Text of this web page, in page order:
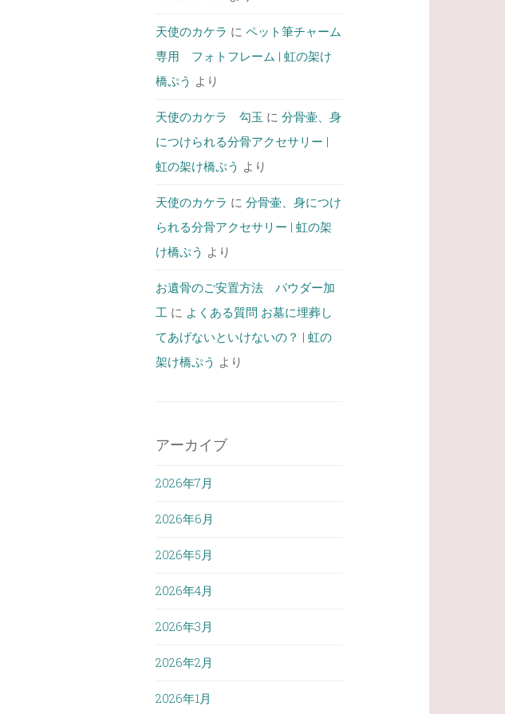
天使のカケラ にペット筆チャーム
専用 フォトフレーム | 虹の架け
橋ぷう より
天使のカケラ 勾玉 に分骨壷、身
につけられる分骨アクセサリー |
虹の架け橋ぷう より
天使のカケラ に分骨壷、身につけ
られる分骨アクセサリー | 虹の架
け橋ぷう より
お遺骨のご安置方法 パウダー加
工 に よくある質問 お墓に埋葬し
てあげないといけないの？ | 虹の
架け橋ぷう より
アーカイブ
2026年7月
2026年6月
2026年5月
2026年4月
2026年3月
2026年2月
2026年1月